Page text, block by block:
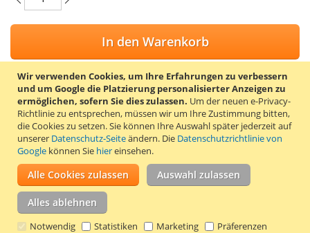
Wir verwenden Cookies, um Ihre Erfahrungen zu verbessern
und um Google die Platzierung personalisierter Anzeigen zu
ermöglichen, sofern Sie dies zulassen. Um der neuen e-Privacy-
Richtlinie zu entsprechen, müssen wir um Ihre Zustimmung bitten,
die Cookies zu setzen.Sie können Ihre Auswahl später jederzeit auf
unserer Datenschutz-Seiteändern. Die Datenschutzrichtlinie von
Google können Sie hiereinsehen.
Alle Cookies zulassen Auswahl zulassen
Alles ablehnen
Notwendig Statistiken Marketing Präferenzen
In den Warenkorb
ZUR WUNSCHLISTE HINZUFÜGEN
ZUR VERGLEICHSLISTE HINZUFÜGEN
Fluoreszierender Textmarker in Pink mit abgewinkelter
Schreibspitze für dicke und dünne Linien (5 und 2 mm). Dank
der speziellen Tintentechnologie kann der Stabilo Boss
Textmarker bis zu 4 Stunden unverschlossen bleiben, ohne
auszutrocknen.